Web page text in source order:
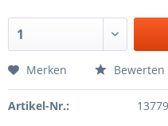
Merken Bewerten
Artikel-Nr.: 13779